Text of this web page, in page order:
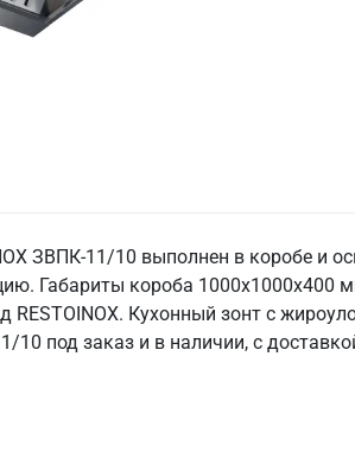
ЗВПК-11/10 выполнен в коробе и
Габариты короба
Кухонный зонт с
10 под заказ и в наличии, с